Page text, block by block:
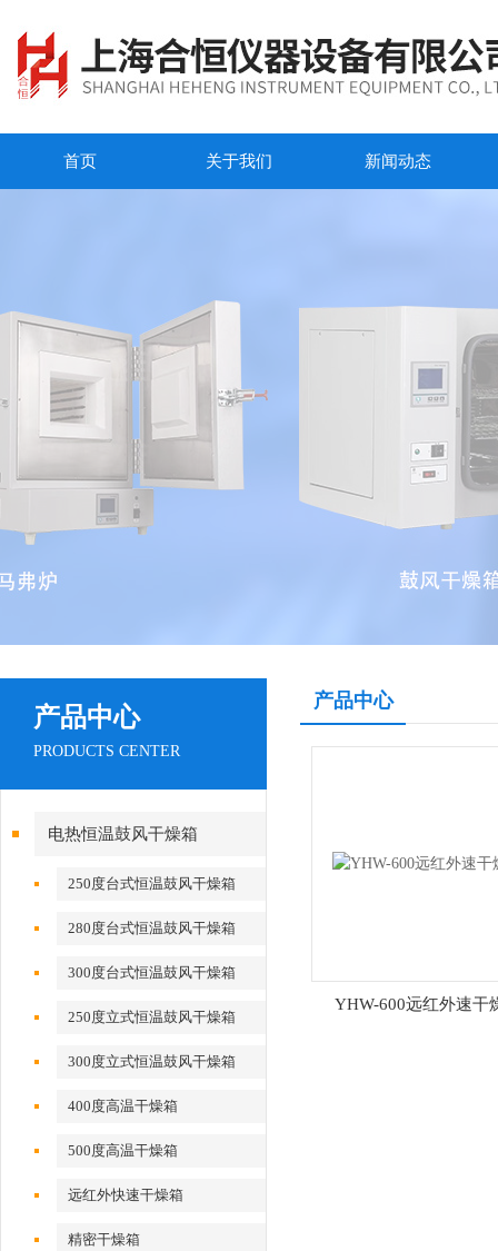
首页 关于我们 新闻动态
产品中心
PRODUCTS CENTER
电热恒温鼓风干燥箱
250度台式恒温鼓风干燥箱
280度台式恒温鼓风干燥箱
300度台式恒温鼓风干燥箱
250度立式恒温鼓风干燥箱
300度立式恒温鼓风干燥箱
400度高温干燥箱
500度高温干燥箱
远红外快速干燥箱
精密干燥箱
产品中心
YHW-600远红外速干